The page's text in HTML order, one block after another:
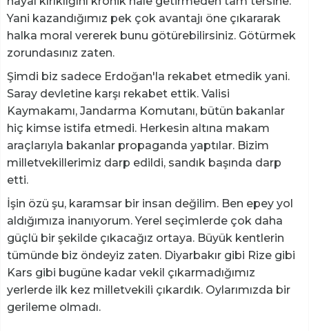
Yani kazandığımız pek çok avantajı öne çıkararak
halka moral vererek bunu götürebilirsiniz. Götürmek
zorundasınız zaten.
Şimdi biz sadece Erdoğan'la rekabet etmedik yani.
Saray devletine karşı rekabet ettik. Valisi
Kaymakamı, Jandarma Komutanı, bütün bakanlar
hiç kimse istifa etmedi. Herkesin altına makam
araçlarıyla bakanlar propaganda yaptılar. Bizim
milletvekillerimiz darp edildi, sandık başında darp
etti.
İşin özü şu, karamsar bir insan değilim. Ben epey yol
aldığımıza inanıyorum. Yerel seçimlerde çok daha
güçlü bir şekilde çıkacağız ortaya. Büyük kentlerin
tümünde biz öndeyiz zaten. Diyarbakır gibi Rize gibi
Kars gibi bugüne kadar vekil çıkarmadığımız
yerlerde ilk kez milletvekili çıkardık. Oylarımızda bir
gerileme olmadı.